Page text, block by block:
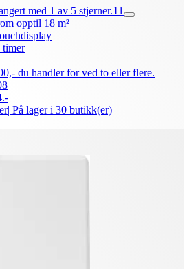
med 1 av 5 stjerner.11
opptil 18 m²
timer
du handler for ved to eller flere.
| På lager i 30 butikk(er)